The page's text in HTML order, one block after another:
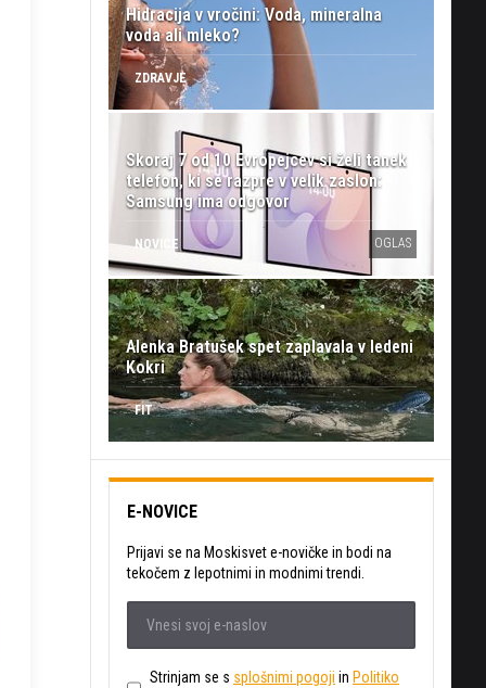
Hidracija v vročini: Voda, mineralna
voda ali mleko?
ZDRAVJE
Skoraj 7 od 10 Evropejcev si želi tanek
telefon, ki se razpre v velik zaslon:
Samsung ima odgovor
NOVICE OGLAS
Alenka Bratušek spet zaplavala v ledeni
Kokri
FIT
E-NOVICE
Prijavi se na Moskisvet e-novičke in bodi na
tekočem z lepotnimi in modnimi trendi.
Strinjam se s splošnimi pogoji in Politiko